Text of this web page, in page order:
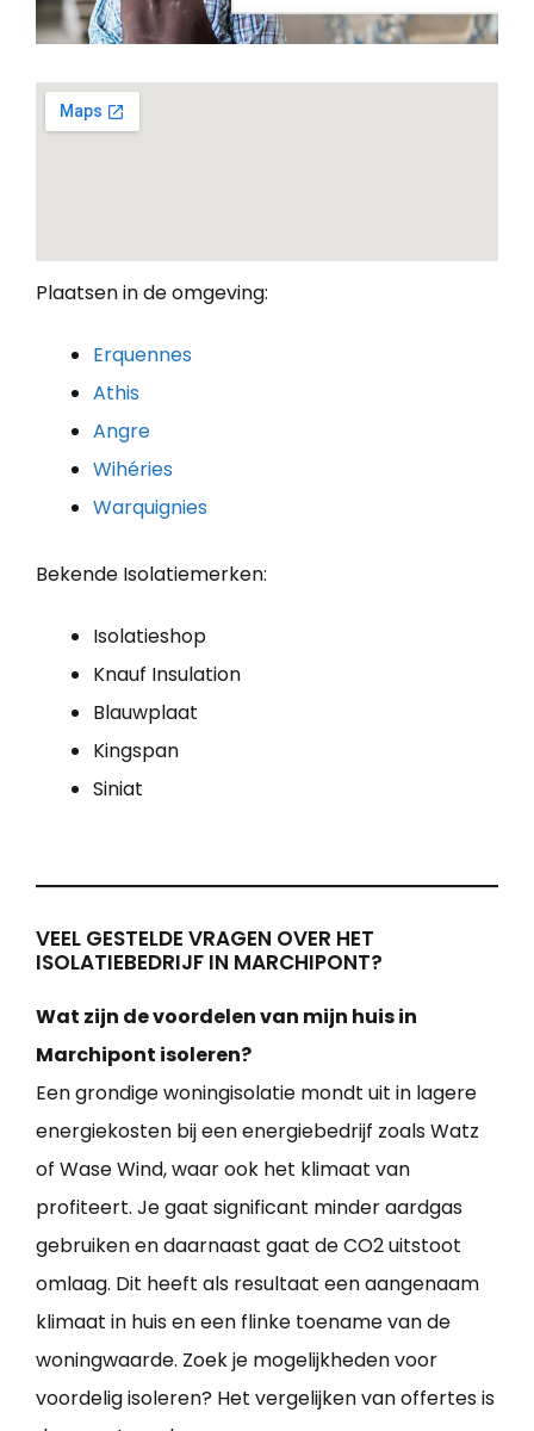
Plaatsen in de omgeving:
Erquennes
Athis
Angre
Wihéries
Warquignies
Bekende Isolatiemerken:
Isolatieshop
Knauf Insulation
Blauwplaat
Kingspan
Siniat
VEEL GESTELDE VRAGEN OVER HET
ISOLATIEBEDRIJF IN MARCHIPONT?
Wat zijn de voordelen van mijn huis in
Marchipont isoleren?
Een grondige woningisolatie mondt uit in lagere
energiekosten bij een energiebedrijf zoals Watz
of Wase Wind, waar ook het klimaat van
profiteert. Je gaat significant minder aardgas
gebruiken en daarnaast gaat de CO2 uitstoot
omlaag. Dit heeft als resultaat een aangenaam
klimaat in huis en een flinke toename van de
woningwaarde. Zoek je mogelijkheden voor
voordelig isoleren? Het vergelijken van offertes is